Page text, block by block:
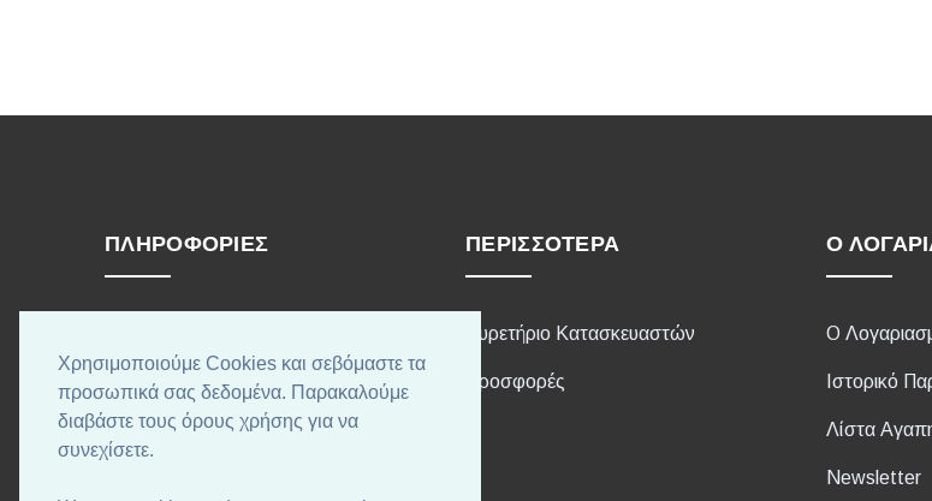
Χρησιμοποιούμε Cookies και σεβόμαστε τα
προσωπικά σας δεδομένα. Παρακαλούμε
διαβάστε τους όρους χρήσης για να
συνεχίσετε.
ΠΛΗΡΟΦΟΡΊΕΣ
Τρόποι Πληρωμής
Όροι χρήσης
ΠΕΡΙΣΣΌΤΕΡΑ
Ευρετήριο Κατασκευαστών
Προσφορές
Ο
Ο
Ιστορικό
Λίστα
Newsletter